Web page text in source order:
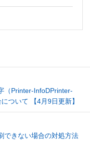
（Printer-InfoDPrinter-
ついて 【4月9日更新】
できない場合の対処方法